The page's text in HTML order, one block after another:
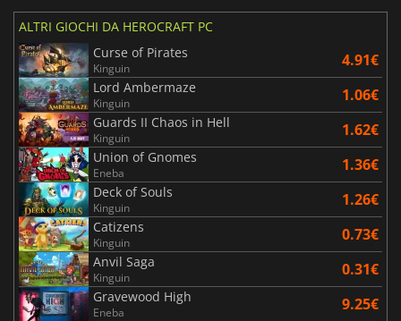
ALTRI GIOCHI DA HEROCRAFT PC
Curse of Pirates
Kinguin 4.91€
Lord Ambermaze
Kinguin 1.06€
Guards II Chaos in Hell
Kinguin 1.62€
Union of Gnomes
Eneba 1.36€
Deck of Souls
Kinguin 1.26€
Catizens
Kinguin 0.73€
Anvil Saga
Kinguin 0.31€
Gravewood High
Eneba 9.25€